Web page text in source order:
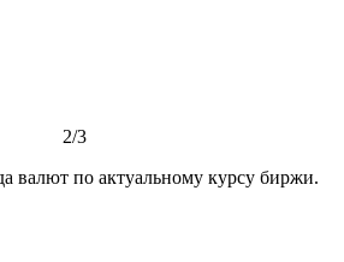
2/3
валют по актуальному курсу биржи.